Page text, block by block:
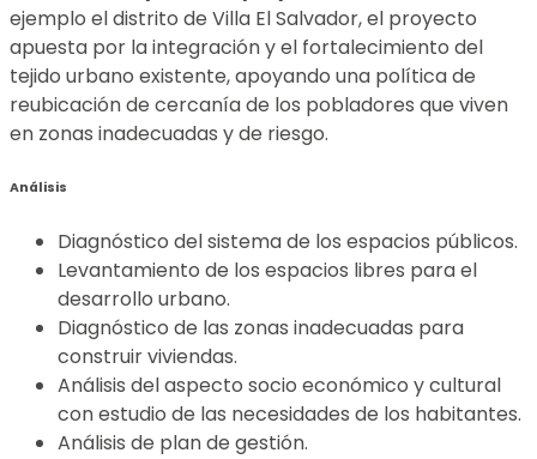
ejemplo el distrito de Villa El Salvador, el proyecto
apuesta por la integración y el fortalecimiento del
tejido urbano existente, apoyando una política de
reubicación de cercanía de los pobladores que viven
en zonas inadecuadas y de riesgo.
Análisis
Diagnóstico del sistema de los espacios públicos.
Levantamiento de los espacios libres para el
desarrollo urbano.
Diagnóstico de las zonas inadecuadas para
construir viviendas.
Análisis del aspecto socio económico y cultural
con estudio de las necesidades de los habitantes.
Análisis de plan de gestión.